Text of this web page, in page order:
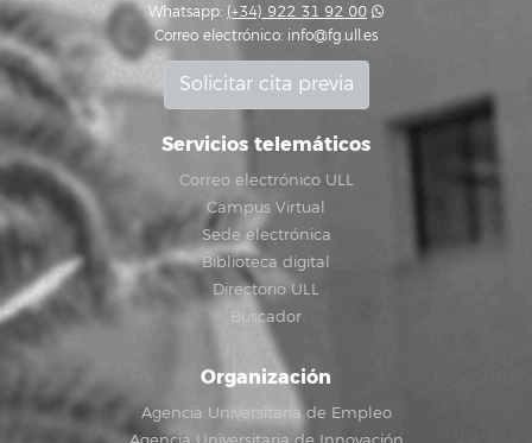
Whatsapp: (+34) 922 31 92 00
Correo electrónico: info@fg.ull.es
Solicitar cita previa
Servicios telemáticos
Correo electrónico ULL
Campus Virtual
Sede electrónica
Biblioteca digital
Directorio ULL
Buscador
Organización
Agencia Universitaria de Empleo